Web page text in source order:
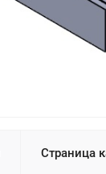
Страница